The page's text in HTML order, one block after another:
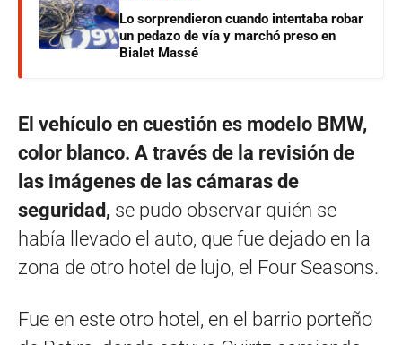
Lo sorprendieron cuando intentaba robar
un pedazo de vía y marchó preso en
Bialet Massé
El vehículo en cuestión es modelo BMW,
color blanco. A través de la revisión de
las imágenes de las cámaras de
seguridad, se pudo observar quién se
había llevado el auto, que fue dejado en la
zona de otro hotel de lujo, el Four Seasons.
Fue en este otro hotel, en el barrio porteño